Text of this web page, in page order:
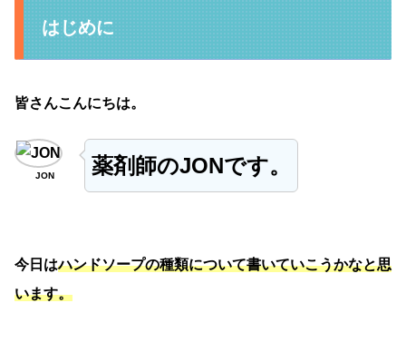
はじめに
皆さんこんにちは。
JON 薬剤師のJONです。
今日はハンドソープの種類について書いていこうかなと思
います。